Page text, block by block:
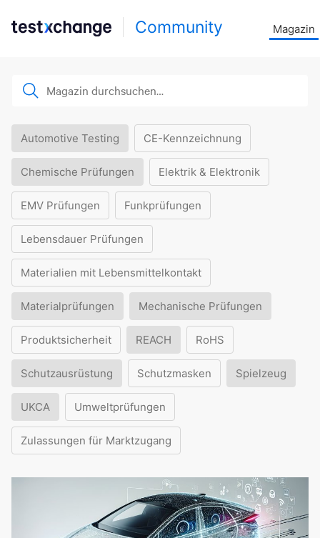
Community Magazin
Automotive Testing CE-Kennzeichnung
Chemische Prüfungen Elektrik & Elektronik
EMV Prüfungen Funkprüfungen
Lebensdauer Prüfungen
Materialien mit Lebensmittelkontakt
Materialprüfungen Mechanische Prüfungen
Produktsicherheit REACH RoHS
Schutzausrüstung Schutzmasken Spielzeug
UKCA Umweltprüfungen
Zulassungen für Marktzugang